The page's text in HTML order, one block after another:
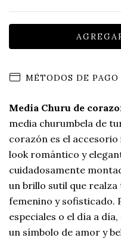
MÉTODOS DE PAGO
Media Churu de
media churumbela de
corazón es el
look romántico y
cuidadosamente
un brillo sutil que
femenino y sofisticado.
especiales o el día a
un símbolo de amor y